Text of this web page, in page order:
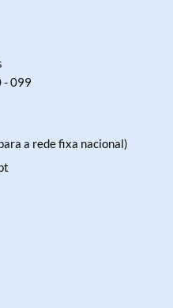
- 099
a rede fixa nacional)